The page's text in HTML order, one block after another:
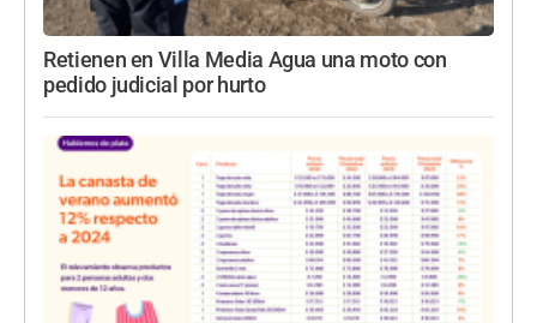
Retienen en Villa Media Agua una moto con
pedido judicial por hurto